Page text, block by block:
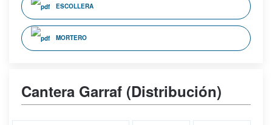
ESCOLLERA
MORTERO
Cantera Garraf (Distribución)